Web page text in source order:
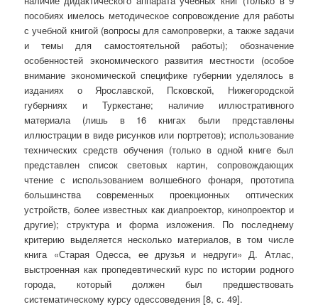
пособиях имелось методическое сопровождение для работы
с учебной книгой (вопросы для самопроверки, а также задачи
и темы для самостоятельной работы); обозначение
особенностей экономического развития местности (особое
внимание экономической специфике губернии уделялось в
изданиях о Ярославской, Псковской, Нижегородской
губерниях и Туркестане; наличие иллюстративного
материала (лишь в 16 книгах были представлены
иллюстрации в виде рисунков или портретов); использование
технических средств обучения (только в одной книге был
представлен список световых картин, сопровождающих
чтение с использованием волшебного фонаря, прототипа
большинства современных проекционных оптических
устройств, более известных как диапроектор, кинопроектор и
другие); структура и форма изложения. По последнему
критерию выделяется несколько материалов, в том числе
книга «Старая Одесса, ее друзья и недруги» Д. Атлас,
выстроенная как пропедевтический курс по истории родного
города, который должен был предшествовать
систематическому курсу одессоведения [8, с. 49].